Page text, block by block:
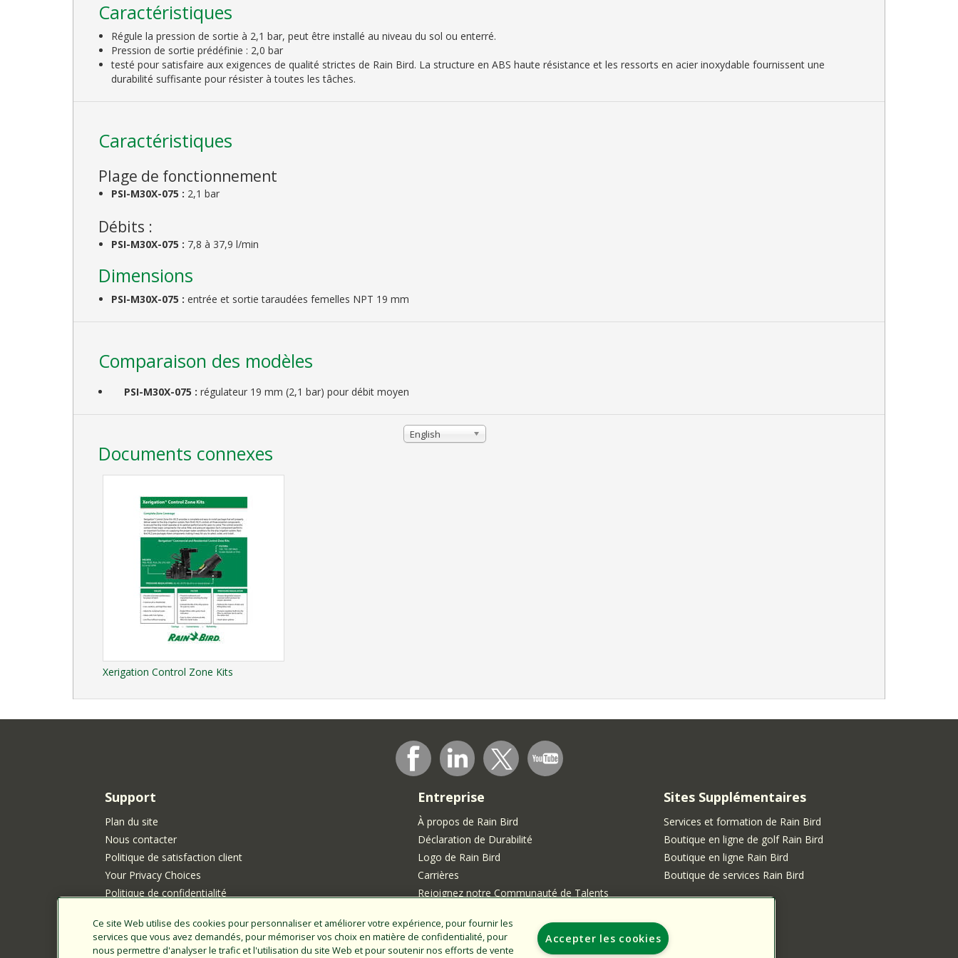
Caractéristiques
Régule la pression de sortie à 2,1 bar, peut être installé au niveau du sol ou enterré.
Pression de sortie prédéfinie : 2,0 bar
testé pour satisfaire aux exigences de qualité strictes de Rain Bird. La structure en ABS haute résistance et les ressorts en acier inoxydable fournissent une
durabilité suffisante pour résister à toutes les tâches.
Caractéristiques
Plage de fonctionnement
PSI-M30X-075 : 2,1 bar
Débits :
PSI-M30X-075 : 7,8 à 37,9 l/min
Dimensions
PSI-M30X-075 : entrée et sortie taraudées femelles NPT 19 mm
Comparaison des modèles
PSI-M30X-075 : régulateur 19 mm (2,1 bar) pour débit moyen
Documents connexes
English
Xerigation Control Zone Kits
Support
Plan du site
Nous contacter
Politique de satisfaction client
Your Privacy Choices
Politique de confidentialité
Avis Rainbird sur la protection des renseignements
personnels pour les résidents de Californie
Entreprise
À propos de Rain Bird
Déclaration de Durabilité
Logo de Rain Bird
Carrières
Rejoignez notre Communauté de Talents
Sites Supplémentaires
Services et formation de Rain Bird
Boutique en ligne de golf Rain Bird
Boutique en ligne Rain Bird
Boutique de services Rain Bird
Ce site Web utilise des cookies pour personnaliser et améliorer votre expérience, pour fournir les
services que vous avez demandés, pour mémoriser vos choix en matière de confidentialité, pour
nous permettre d'analyser le trafic et l'utilisation du site Web et pour soutenir nos efforts de vente
Accepter les cookies